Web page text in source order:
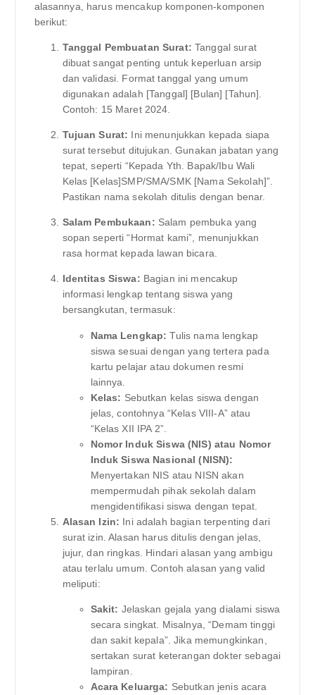
alasannya, harus mencakup komponen-komponen
berikut:
Tanggal Pembuatan Surat: Tanggal surat
dibuat sangat penting untuk keperluan arsip
dan validasi. Format tanggal yang umum
digunakan adalah [Tanggal] [Bulan] [Tahun].
Contoh: 15 Maret 2024.
Tujuan Surat: Ini menunjukkan kepada siapa
surat tersebut ditujukan. Gunakan jabatan yang
tepat, seperti “Kepada Yth. Bapak/Ibu Wali
Kelas [Kelas]SMP/SMA/SMK [Nama Sekolah]”.
Pastikan nama sekolah ditulis dengan benar.
Salam Pembukaan: Salam pembuka yang
sopan seperti “Hormat kami”, menunjukkan
rasa hormat kepada lawan bicara.
Identitas Siswa: Bagian ini mencakup
informasi lengkap tentang siswa yang
bersangkutan, termasuk:
Nama Lengkap: Tulis nama lengkap
siswa sesuai dengan yang tertera pada
kartu pelajar atau dokumen resmi
lainnya.
Kelas: Sebutkan kelas siswa dengan
jelas, contohnya “Kelas VIII-A” atau
“Kelas XII IPA 2”.
Nomor Induk Siswa (NIS) atau Nomor
Induk Siswa Nasional (NISN):
Menyertakan NIS atau NISN akan
mempermudah pihak sekolah dalam
mengidentifikasi siswa dengan tepat.
Alasan Izin: Ini adalah bagian terpenting dari
surat izin. Alasan harus ditulis dengan jelas,
jujur, dan ringkas. Hindari alasan yang ambigu
atau terlalu umum. Contoh alasan yang valid
meliputi:
Sakit: Jelaskan gejala yang dialami siswa
secara singkat. Misalnya, “Demam tinggi
dan sakit kepala”. Jika memungkinkan,
sertakan surat keterangan dokter sebagai
lampiran.
Acara Keluarga: Sebutkan jenis acara